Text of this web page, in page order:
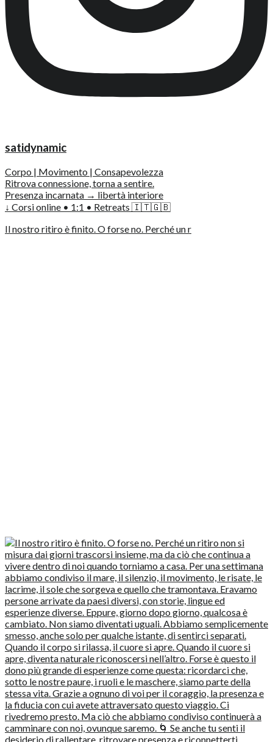
satidynamic
Corpo | Movimento | Consapevolezza
Ritrova connessione, torna a sentire.
Presenza incarnata → libertà interiore
↓ Corsi online • 1:1 • Retreats 🇮🇹🇬🇧
Il nostro ritiro è finito. O forse no. Perché un r